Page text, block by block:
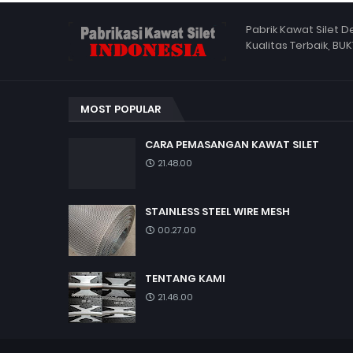
Pabrik Kawat Silet
Kualitas Terbaik,
MOST POPULAR
CARA PEMASANGAN KAWAT SILET
21.48.00
STAINLESS STEEL WIRE MESH
00.27.00
TENTANG KAMI
21.46.00